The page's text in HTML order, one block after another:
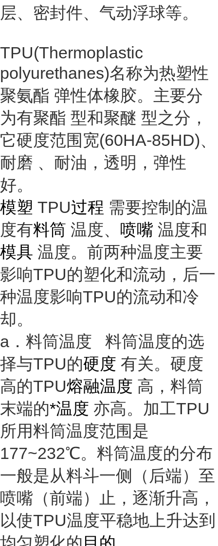
层、密封件、气动浮球等。
TPU(Thermoplastic
polyurethanes)名称为热塑性
聚氨酯 弹性体橡胶。主要分
为有聚酯 型和聚醚 型之分，
它硬度范围宽(60HA-85HD)、
耐磨 、耐油，透明， 弹性
好。
模塑 TPU过程 需要控制的温
度有料筒 温度、 喷嘴 温度和
模具 温度。前两种温度主要
影响TPU的塑化和流动，后一
种温度影响TPU的流动和冷
却。
a．料筒温度 料筒温度的选
择与TPU的硬度 有关。硬度
高的TPU熔融温度 高，料筒
末端的*温度 亦高。加工TPU
所用料筒温度范围是
177~232℃。料筒温度的分布
一般是从料斗一侧（后端）至
喷嘴（前端）止，逐渐升高，
以使TPU温度平稳地上升达到